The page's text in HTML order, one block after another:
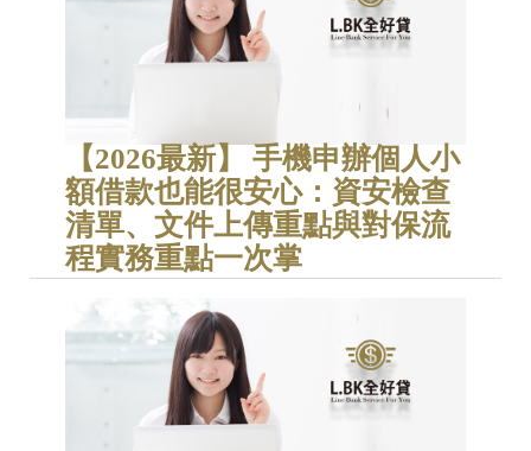
【2026最新】 手機申辦個人小
額借款也能很安心：資安檢查
清單、文件上傳重點與對保流
程實務重點一次掌